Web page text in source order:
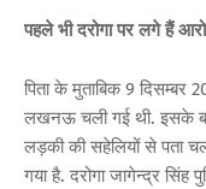
पहले भी दरोगा पर लगे हैं
पिता के मुताबिक 9 दिसम्बर
लखनऊ चली गई थी. इसके
लड़की की सहेलियों से पता
गया है. दरोगा जागेन्द्र